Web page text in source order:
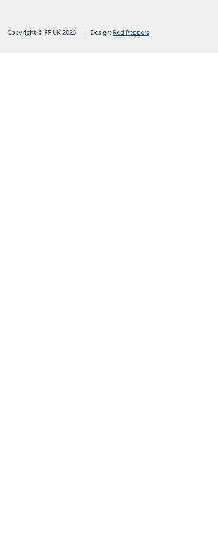
Copyright © FF UK 2026 Design: Red Peppers